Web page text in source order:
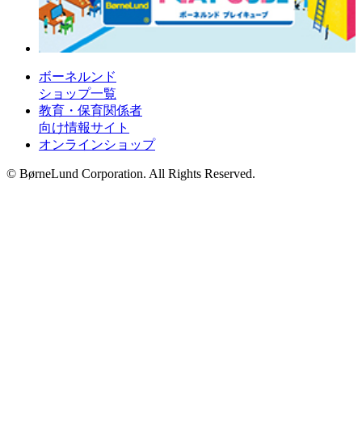
ボーネルンド
ショップ一覧
教育・保育関係者
向け情報サイト
オンラインショップ
© BørneLund Corporation. All Rights Reserved.